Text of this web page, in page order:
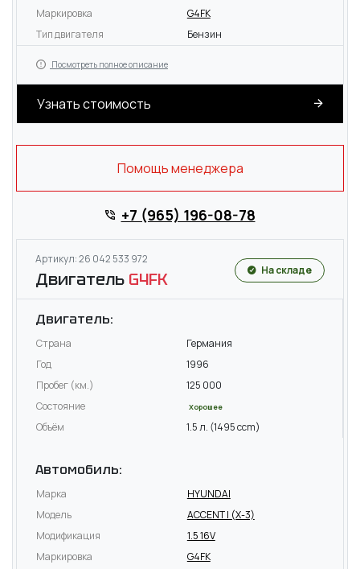
Маркировка
G4FK
Тип двигателя
Бензин
Посмотреть полное описание
Узнать стоимость
Помощь менеджера
+7 (965) 196-08-78
Артикул: 26 042 533 972
Двигатель G4FK На складе
Двигатель:
Страна
Германия
Год
1996
Пробег (км.)
125 000
Состояние
Хорошее
Объём 1.5 л. (1495 ccm)
Автомобиль:
Марка
HYUNDAI
Модель
ACCENT I (X-3)
Модификация
1.5 16V
Маркировка
G4FK